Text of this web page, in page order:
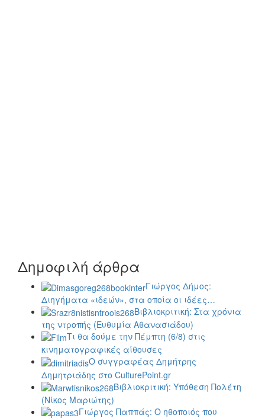
Δημοφιλή άρθρα
Γιώργος Δήμος:
Διηγήματα «ιδεών», στα οποία οι ιδέες…
Βιβλιοκριτική: Στα χρόνια
της ντροπής (Ευθυμία Αθανασιάδου)
Τι θα δούμε την Πέμπτη (6/8) στις
κινηματογραφικές αίθουσες
Ο συγγραφέας Δημήτρης
Δημητριάδης στο CulturePoint.gr
Βιβλιοκριτική: Υπόθεση Πολέτη
(Νίκος Μαριώτης)
Γιώργος Παππάς: Ο ηθοποιός που